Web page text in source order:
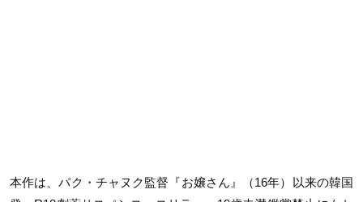
本作は、パク・チャヌク監督『お嬢さん』（16年）以来の韓国